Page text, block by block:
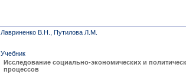
Лавриненко В.Н., Путилова Л.М.
Учебник
Исследование социально-экономических и
процессов